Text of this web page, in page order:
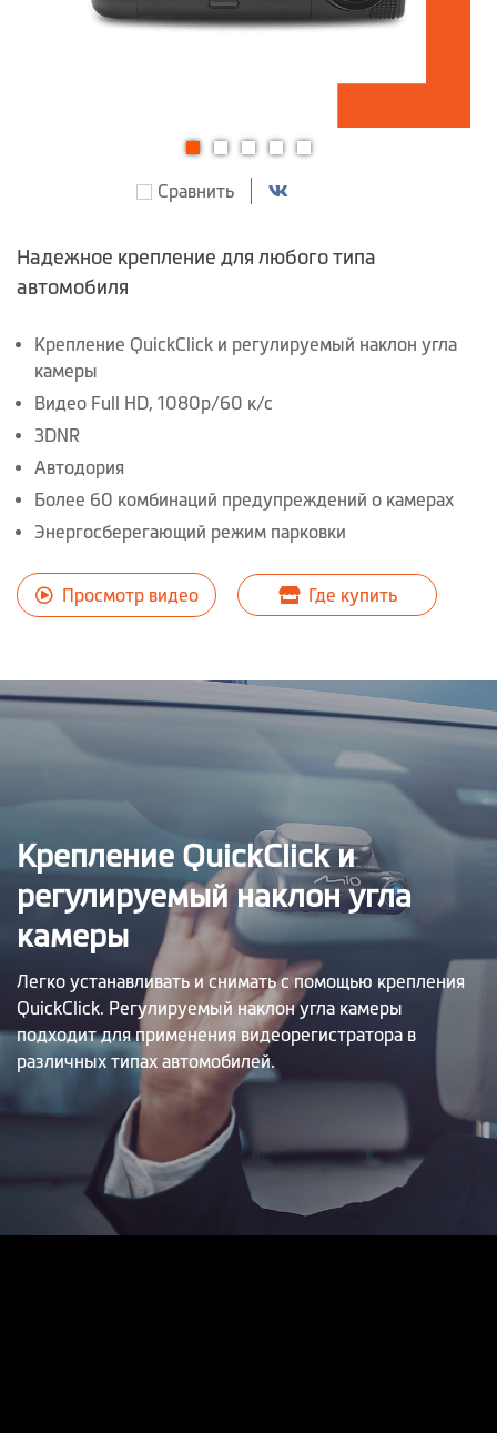
галереи
изображений
Сравнить
Надежное крепление для любого типа
автомобиля
Крепление QuickClick и регулируемый наклон угла
камеры
Видео Full HD, 1080p/60 к/с
3DNR
Автодория
Более 60 комбинаций предупреждений о камерах
Энергосберегающий режим парковки
Просмотр видео Где купить
Крепление QuickClick и
регулируемый наклон угла
камеры
Легко устанавливать и снимать с помощью крепления
QuickClick. Регулируемый наклон угла камеры
подходит для применения видеорегистратора в
различных типах автомобилей.